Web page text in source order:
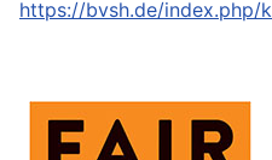
https://bvsh.de/index.php/